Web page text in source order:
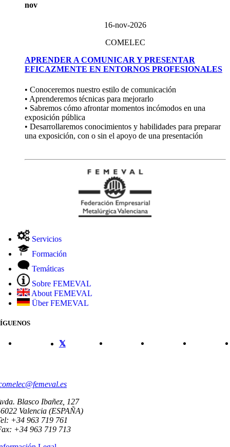
nov
16-nov-2026
COMELEC
APRENDER A COMUNICAR Y PRESENTAR
EFICAZMENTE EN ENTORNOS PROFESIONALES
• Conoceremos nuestro estilo de comunicación
• Aprenderemos técnicas para mejorarlo
• Sabremos cómo afrontar momentos incómodos en una
exposición pública
• Desarrollaremos conocimientos y habilidades para preparar
una exposición, con o sin el apoyo de una presentación
Servicios
Formación
Temáticas
Sobre FEMEVAL
About FEMEVAL
Über FEMEVAL
Blasco Ibañez, 127
Valencia (ESPAÑA)
+34 963 719 761
+34 963 719 713